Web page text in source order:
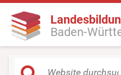
Baden-